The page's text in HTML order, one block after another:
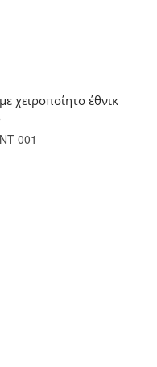
χειροποίητο έθνικ
001